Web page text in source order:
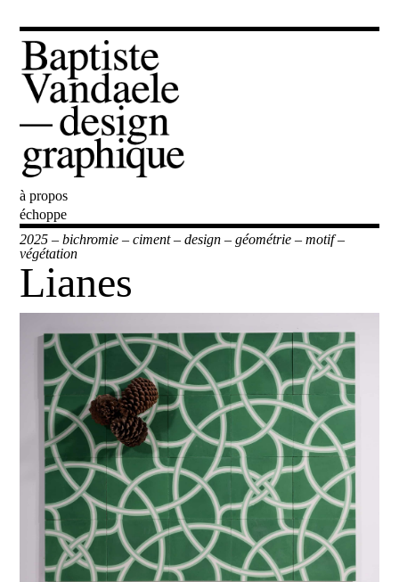
Baptiste Vandaele
à propos
échoppe
2025 –bichromie –ciment–design –géométrie –motif–
végétation
Lianes